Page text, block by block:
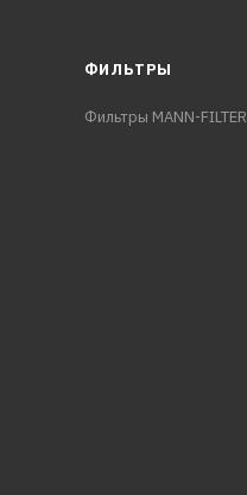
ФИЛЬТРЫ
Фильтры MANN-FILTER